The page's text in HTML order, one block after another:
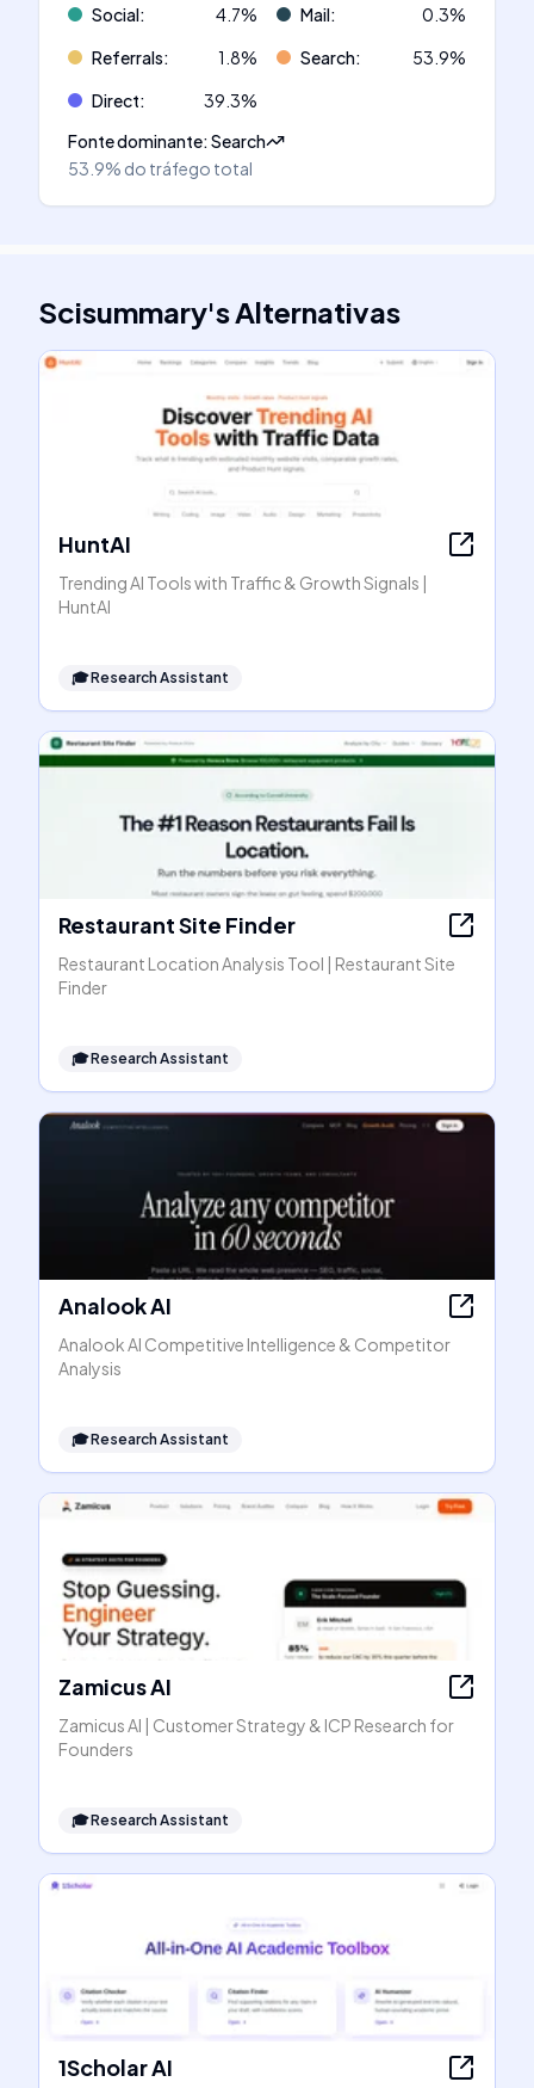
Social: 4.7% Mail: 0.3%
Referrals: 1.8% Search: 53.9%
Direct: 39.3%
Fonte dominante:Search
53.9% do tráfego total
Scisummary'sAlternativas
HuntAI
Trending AI Tools with Traffic & Growth Signals |
HuntAI
🎓Research Assistant
Restaurant Site Finder
Restaurant Location Analysis Tool | Restaurant Site
Finder
🎓Research Assistant
Analook AI
Analook AI Competitive Intelligence & Competitor
Analysis
🎓Research Assistant
Zamicus AI
Zamicus AI | Customer Strategy & ICP Research for
Founders
🎓Research Assistant
1Scholar AI